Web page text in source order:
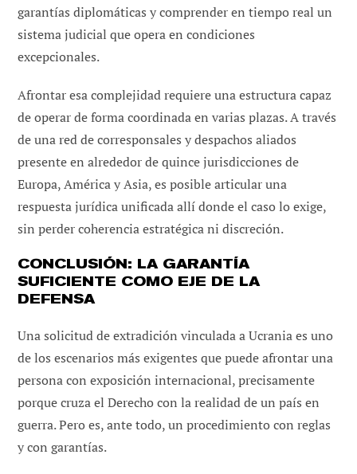
garantías diplomáticas y comprender en tiempo real un
sistema judicial que opera en condiciones
excepcionales.
Afrontar esa complejidad requiere una estructura capaz
de operar de forma coordinada en varias plazas. A través
de una red de corresponsales y despachos aliados
presente en alrededor de quince jurisdicciones de
Europa, América y Asia, es posible articular una
respuesta jurídica unificada allí donde el caso lo exige,
sin perder coherencia estratégica ni discreción.
CONCLUSIÓN: LA GARANTÍA
SUFICIENTE COMO EJE DE LA
DEFENSA
Una solicitud de extradición vinculada a Ucrania es uno
de los escenarios más exigentes que puede afrontar una
persona con exposición internacional, precisamente
porque cruza el Derecho con la realidad de un país en
guerra. Pero es, ante todo, un procedimiento con reglas
y con garantías.